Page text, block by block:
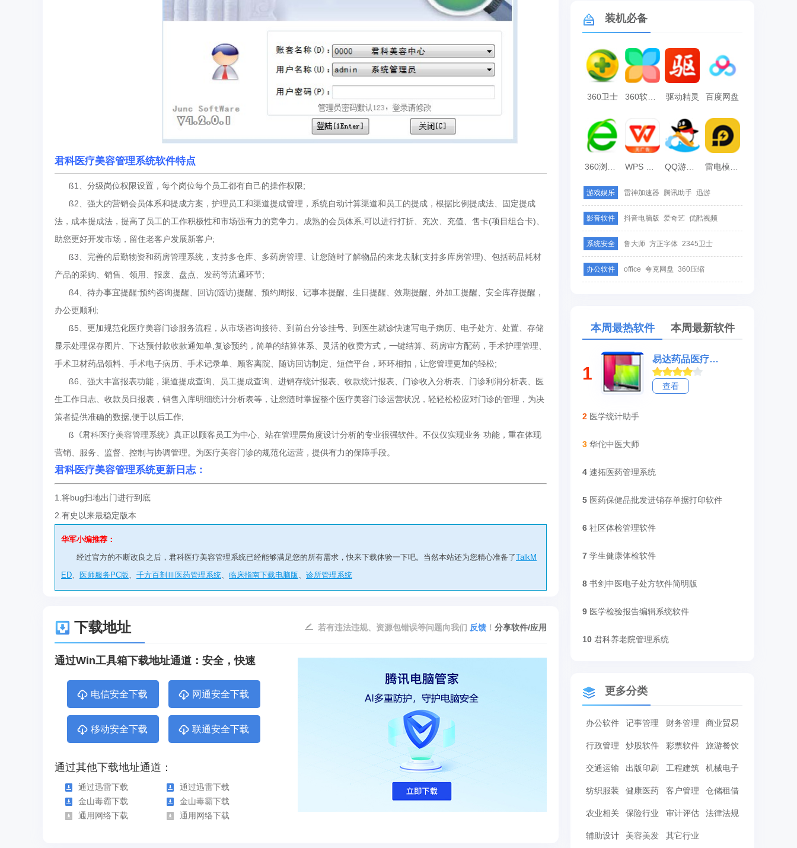
君科医疗美容管理系统软件特点
ß1、分级岗位权限设置，每个岗位每个员工都有自己的操作权限;
ß2、强大的营销会员体系和提成方案，护理员工和渠道提成管理，系统自动计算渠道和员工的提成，根据比例提成法、固定提成
法，成本提成法，提高了员工的工作积极性和市场强有力的竞争力。成熟的会员体系,可以进行打折、充次、充值、售卡(项目组合卡)、
助您更好开发市场，留住老客户发展新客户;
ß3、完善的后勤物资和药房管理系统，支持多仓库、多药房管理、让您随时了解物品的来龙去脉(支持多库房管理)、包括药品耗材
产品的采购、销售、领用、报废、盘点、发药等流通环节;
ß4、待办事宜提醒:预约咨询提醒、回访(随访)提醒、预约周报、记事本提醒、生日提醒、效期提醒、外加工提醒、安全库存提醒，
办公更顺利;
ß5、更加规范化医疗美容门诊服务流程，从市场咨询接待、到前台分诊挂号、到医生就诊快速写电子病历、电子处方、处置、存储
显示处理保存图片、下达预付款收款通知单,复诊预约，简单的结算体系、灵活的收费方式，一键结算、药房审方配药，手术护理管理、
手术卫材药品领料、手术电子病历、手术记录单、顾客离院、随访回访制定、短信平台，环环相扣，让您管理更加的轻松;
ß6、强大丰富报表功能，渠道提成查询、员工提成查询、进销存统计报表、收款统计报表、门诊收入分析表、门诊利润分析表、医
生工作日志、收款员日报表，销售入库明细统计分析表等，让您随时掌握整个医疗美容门诊运营状况，轻轻松松应对门诊的管理，为决
策者提供准确的数据,便于以后工作;
ß《君科医疗美容管理系统》真正以顾客员工为中心、站在管理层角度设计分析的专业很强软件。不仅仅实现业务 功能，重在体现
营销、服务、监督、控制与协调管理。为医疗美容门诊的规范化运营，提供有力的保障手段。
君科医疗美容管理系统更新日志：
1.将bug扫地出门进行到底
2.有史以来最稳定版本
华军小编推荐：
经过官方的不断改良之后，君科医疗美容管理系统已经能够满足您的所有需求，快来下载体验一下吧。当然本站还为您精心准备了TalkM
ED
医师服务PC版 千方百剂Ⅲ医药管理系统 临床指南下载电脑版 诊所管理系统
下载地址 分享软件/应用
若有违法违规、资源包错误等问题向我们 反馈 ！
通过Win工具箱下载地址通道：安全，快速
电信安全下载 网通安全下载
移动安全下载 联通安全下载
通过其他下载地址通道：
通过迅雷下载
通过迅雷下载
金山毒霸下载
金山毒霸下载
通用网络下载
通用网络下载
装机必备
360卫士 360软件管家 驱动精灵 百度网盘
雷电模拟器
游戏娱乐 雷神加速器 腾讯助手 迅游
影音软件 抖音电脑版 爱奇艺 优酷视频
系统安全 鲁大师 方正字体 2345卫士
办公软件 office 夸克网盘 360压缩
本周最热软件 本周最新软件
1
易达药品医疗器械隐形眼镜进销存管理打印软件
查看
2 医学统计助手
3 华佗中医大师
4 速拓医药管理系统
5 医药保健品批发进销存单据打印软件
6 社区体检管理软件
7 学生健康体检软件
8 书剑中医电子处方软件简明版
9 医学检验报告编辑系统软件
10 君科养老院管理系统
更多分类
办公软件 记事管理 财务管理 商业贸易
行政管理 炒股软件 彩票软件 旅游餐饮
交通运输 出版印刷 工程建筑 机械电子
纺织服装 健康医药 客户管理 仓储租借
农业相关 保险行业 审计评估 法律法规
辅助设计 美容美发 其它行业